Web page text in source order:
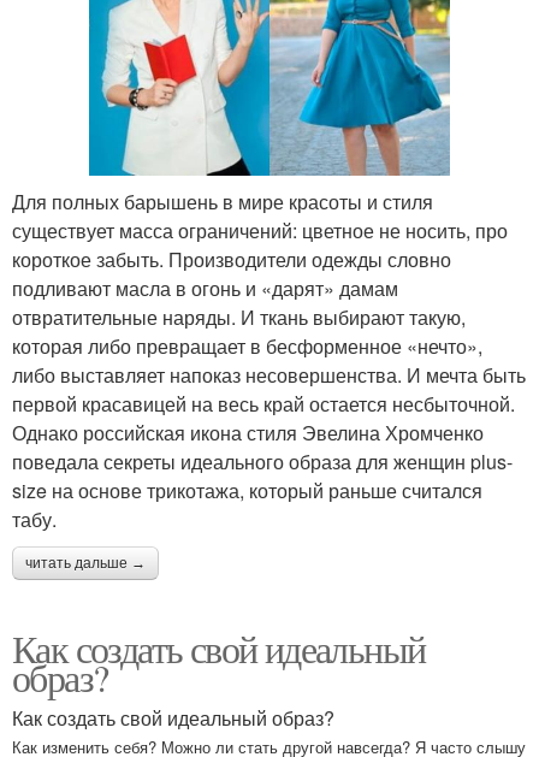
Для полных барышень в мире красоты и стиля
существует масса ограничений: цветное не носить, про
короткое забыть. Производители одежды словно
подливают масла в огонь и «дарят» дамам
отвратительные наряды. И ткань выбирают такую,
которая либо превращает в бесформенное «нечто»,
либо выставляет напоказ несовершенства. И мечта быть
первой красавицей на весь край остается несбыточной.
Однако российская икона стиля Эвелина Хромченко
поведала секреты идеального образа для женщин plus-
size на основе трикотажа, который раньше считался
табу.
читать дальше →
Как создать свой идеальный
образ?
Как создать свой идеальный образ?
Как изменить себя? Можно ли стать другой навсегда? Я часто слышу